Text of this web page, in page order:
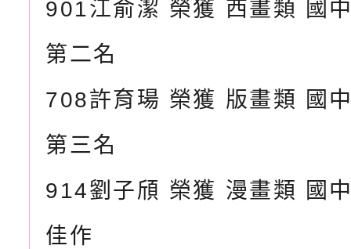
901江俞潔 榮獲 西畫類 國
第二名
708許育瑒 榮獲 版畫類 國
第三名
914劉子頎 榮獲 漫畫類 國
佳作